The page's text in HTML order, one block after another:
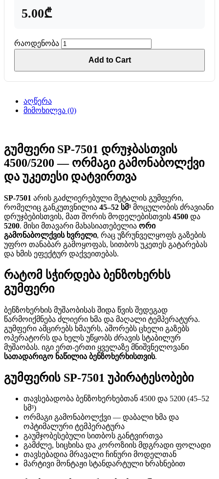
5.00₾
რაოდენობა
Add to Cart
აღწერა
მიმოხილვა (0)
გუმფერი SP-7501 დრუჯბასთვის
4500/5200 — ორმაგი გამონაბოლქვი
და უკეთესი დატვირთვა
SP-7501 არის გაძლიერებული მეტალის გუმფერი,
რომელიც განკუთვნილია 45–52 სმ³ მოცულობის ძრავიანი
დრუჯბებისთვის, მათ შორის მოდელებისთვის 4500 და
5200. მისი მთავარი მახასიათებელია ორი
გამონაბოლქვის ხვრელი, რაც უზრუნველყოფს გაზების
უფრო თანაბარ გამოყოფას, სითბოს უკეთეს გატარებას
და ხმის ეფექტურ დაქვეითებას.
რატომ სჭირდება ბენზოხერხს
გუმფერი
ბენზოხერხის მუშაობისას შიდა წვის შედეგად
წარმოიქმნება ძლიერი ხმა და მაღალი ტემპერატურა.
გუმფერი ამცირებს ხმაურს, აშორებს ცხელი გაზებს
ოპერატორს და ხელს უწყობს ძრავის სტაბილურ
მუშაობას. იგი ერთ-ერთი ყველაზე მნიშვნელოვანი
სათადარიგო ნაწილია ბენზოხერხისთვის.
გუმფერის SP-7501 უპირატესობები
თავსებადობა ბენზოხერხებთან 4500 და 5200 (45–52
სმ³)
ორმაგი გამონაბოლქვი — დაბალი ხმა და
ოპტიმალური ტემპერატურა
გაუმჯობესებული სითბოს განტვირთვა
გამძლე, სიცხისა და კოროზიის მდგრადი ფოლადი
თავსებადია მრავალი ჩინური მოდელთან
მარტივი მონტაჟი სტანდარტული ხრახნებით